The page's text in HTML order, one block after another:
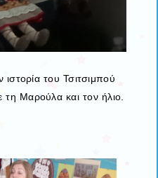
ιστορία του Τσιτσιμπού
τη Μαρούλα και τον ήλιο.